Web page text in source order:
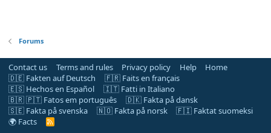
Forums
Contact us Terms and rules Privacy policy Help
Home
🇩🇪 Fakten auf Deutsch
🇫🇷 Faits en français
🇪🇸 Hechos en Español
🇮🇹 Fatti in Italiano
🇧🇷 🇵🇹 Fatos em português
🇩🇰 Fakta på dansk
🇸🇪 Fakta på svenska
🇳🇴 Fakta på norsk
🇫🇮 Faktat suomeksi
🌍 Facts
R